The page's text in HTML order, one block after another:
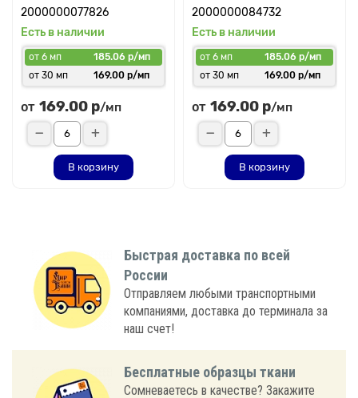
2000000077826
Есть в наличии
от 6 мп
185.06 р/мп
от 30 мп
169.00 р/мп
от 169.00 р/мп
В корзину
2000000084732
Есть в наличии
от 6 мп
185.06 р/мп
от 30 мп
169.00 р/мп
от 169.00 р/мп
В корзину
Быстрая доставка по всей
России
Отправляем любыми транспортными
компаниями, доставка до терминала за
наш счет!
Бесплатные образцы ткани
Сомневаетесь в качестве? Закажите